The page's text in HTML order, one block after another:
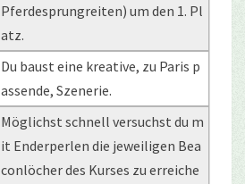
Pferdesprungreiten) um den 1. Pl
atz.
Du baust eine kreative, zu Paris p
assende, Szenerie.
Möglichst schnell versuchst du m
it Enderperlen die jeweiligen Bea
conlöcher des Kurses zu erreiche